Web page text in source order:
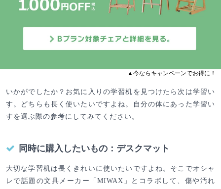
▲今ならキャンペーンでお得に！
いかがでしたか？お気に入りの学習机を見つけたら次は学習い
す。どちらも長く使いたいですよね。自分の体にあった学習い
すを選ぶ際の参考にしてみてください。
同時に購入したいもの：デスクマット
大切な学習机は長くきれいに使いたいですよね。そこでオシャ
レで話題の文具メーカー「MIWAX」とコラボして、傷や汚れ